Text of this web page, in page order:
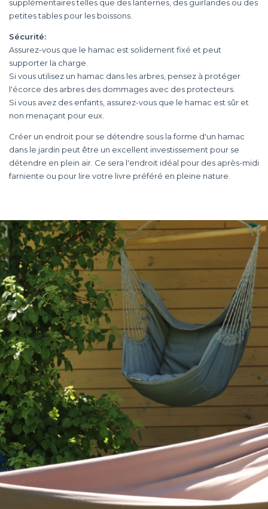
supplémentaires telles que des lanternes, des guirlandes ou des
petites tables pour les boissons.
Sécurité:
Assurez-vous que le hamac est solidement fixé et peut
supporter la charge.
Si vous utilisez un hamac dans les arbres, pensez à protéger
l'écorce des arbres des dommages avec des protecteurs.
Si vous avez des enfants, assurez-vous que le hamac est sûr et
non menaçant pour eux.
Créer un endroit pour se détendre sous la forme d'un hamac
dans le jardin peut être un excellent investissement pour se
détendre en plein air. Ce sera l'endroit idéal pour des après-midi
farniente ou pour lire votre livre préféré en pleine nature.